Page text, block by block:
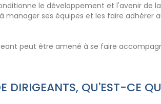
le développement et l'avenir de
ses équipes et les faire adhérer
peut être amené à se faire
DIRIGEANTS, QU'EST-CE